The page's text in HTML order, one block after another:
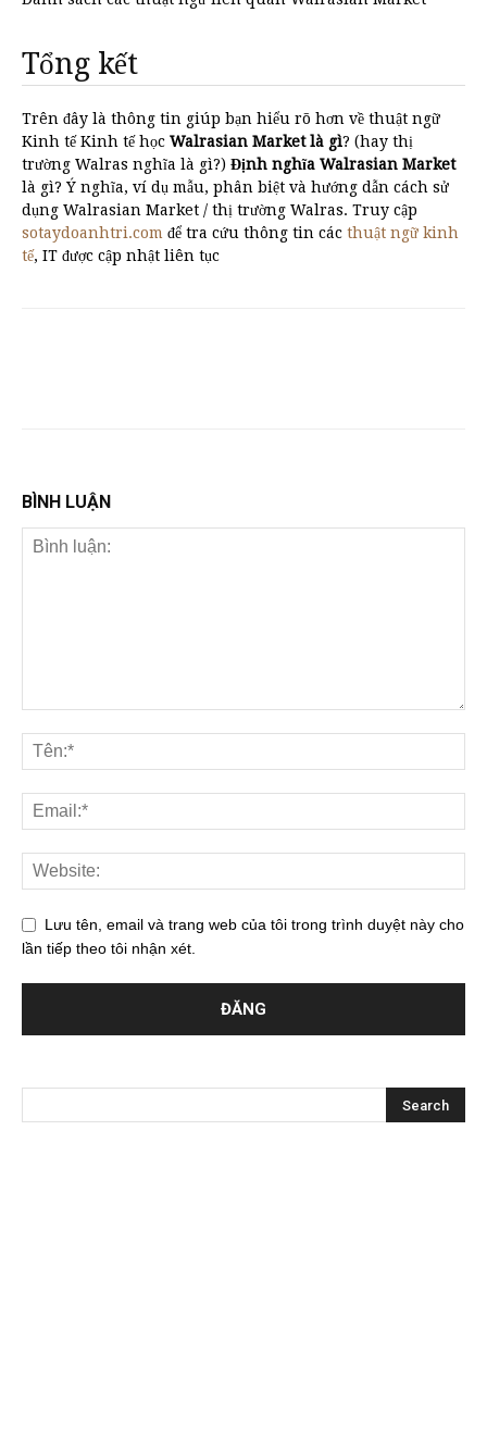
Tổng kết
Trên đây là thông tin giúp bạn hiểu rõ hơn về thuật ngữ
Kinh tế Kinh tế học Walrasian Market là gì? (hay thị
trường Walras nghĩa là gì?) Định nghĩa Walrasian Market
là gì? Ý nghĩa, ví dụ mẫu, phân biệt và hướng dẫn cách sử
dụng Walrasian Market / thị trường Walras. Truy cập
sotaydoanhtri.com để tra cứu thông tin các thuật ngữ kinh
tế, IT được cập nhật liên tục
BÌNH LUẬN
Lưu tên, email và trang web của tôi trong trình duyệt này cho
lần tiếp theo tôi nhận xét.